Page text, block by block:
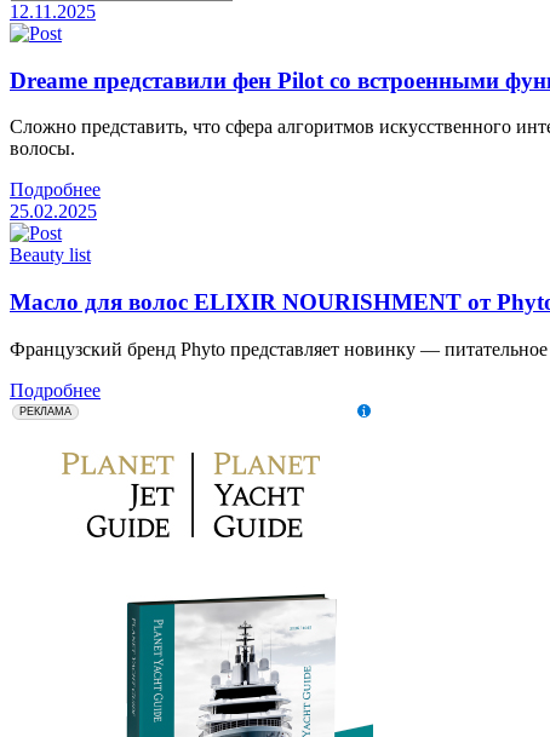
12.11.2025
Dreame представили фен Pilot со встроенными
Сложно представить, что сфера алгоритмов искусственного
волосы.
Подробнее
25.02.2025
Beauty list
Масло для волос ELIXIR NOURISHMENT от
Французский бренд Phyto представляет новинку —
Подробнее
erid: 2SDnjeZkchy
РЕКЛАМА
ООО "Авиапромо" Местонахождение: 119435, г. Москва,
Большой Саввинский пер., д. 9, стр. 1 ОГРН: